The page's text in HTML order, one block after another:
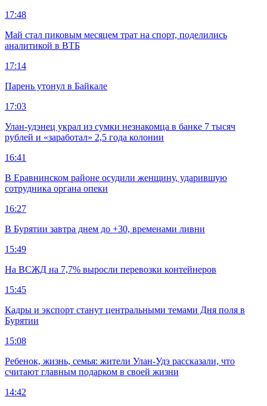
17:48
Май стал пиковым месяцем трат на спорт, поделились
аналитикой в ВТБ
17:14
Парень утонул в Байкале
17:03
Улан-удэнец украл из сумки незнакомца в банке 7 тысяч
рублей и «заработал» 2,5 года колонии
16:41
В Еравнинском районе осудили женщину, ударившую
сотрудника органа опеки
16:27
В Бурятии завтра днем до +30, временами ливни
15:49
На ВСЖД на 7,7% выросли перевозки контейнеров
15:45
Кадры и экспорт станут центральными темами Дня поля в
Бурятии
15:08
Ребенок, жизнь, семья: жители Улан-Удэ рассказали, что
считают главным подарком в своей жизни
14:42